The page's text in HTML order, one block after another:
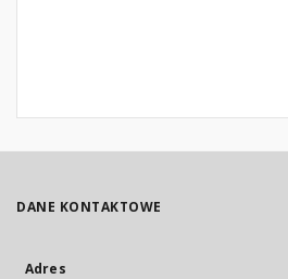
DANE KONTAKTOWE
Adres